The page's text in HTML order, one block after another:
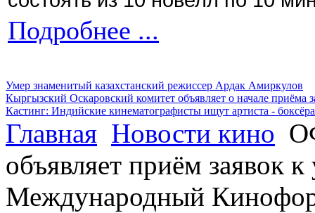
Подробнее ...
Умер знаменитый казахстанский режиссер Ардак Амиркулов
Кыргызский Оскаровский комитет объявляет о начале приёма
Кастинг: Индийские кинематографисты ищут артиста -
Главная Новости кино
объявляет приём заявок
Международный